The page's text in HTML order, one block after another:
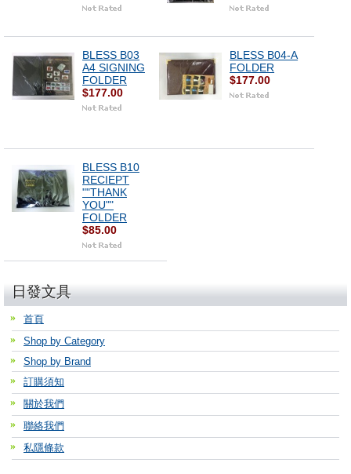
BLESS B03
A4 SIGNING
FOLDER
$177.00
BLESS B04-A
FOLDER
$177.00
BLESS B10
RECIEPT
""THANK
YOU""
FOLDER
$85.00
日發文具
首頁
Shop by Category
Shop by Brand
訂購須知
關於我們
聯絡我們
私隱條款